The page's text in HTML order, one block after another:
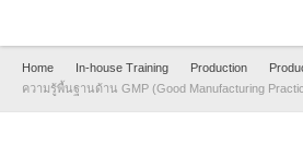
Home In-house Training Production
ความรู้พื้นฐานด้าน GMP (Good Manufacturing